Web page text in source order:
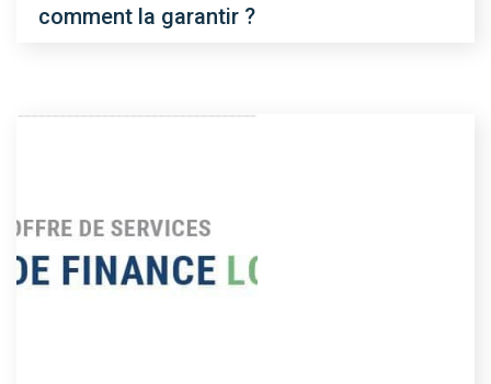
comment la garantir ?